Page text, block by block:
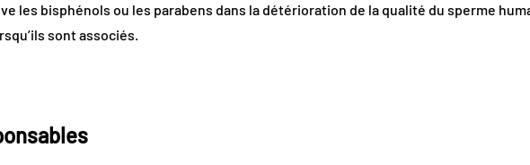
les bisphénols ou les parabens dans la détérioration de la qualité du sperme
sont associés.